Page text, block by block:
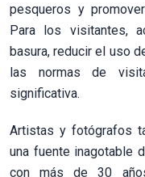
pesqueros y
Para los visitantes,
basura, reducir el uso
las normas de
significativa.
Artistas y fotógrafos
una fuente inagotable
con más de 30